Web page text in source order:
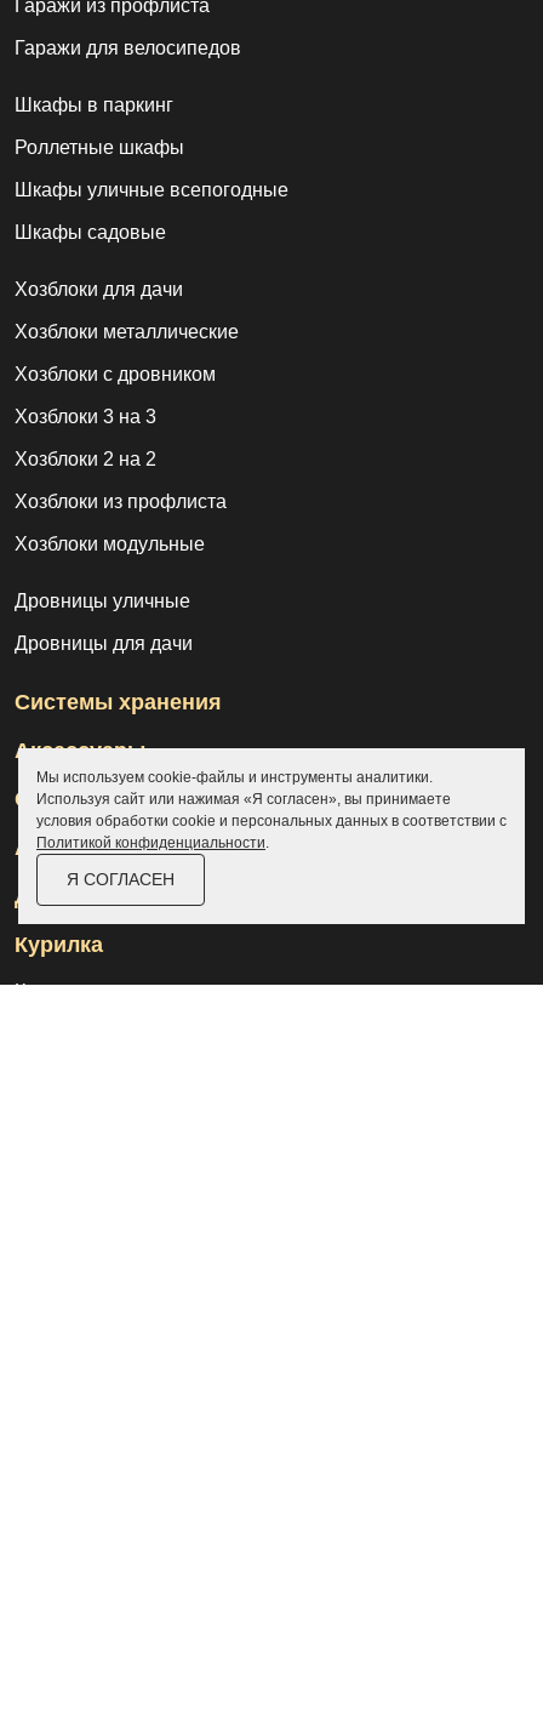
Гаражи из профлиста
Гаражи для велосипедов
Шкафы в паркинг
Роллетные шкафы
Шкафы уличные всепогодные
Шкафы садовые
Хозблоки для дачи
Хозблоки металлические
Хозблоки с дровником
Хозблоки 3 на 3
Хозблоки 2 на 2
Хозблоки из профлиста
Хозблоки модульные
Дровницы уличные
Дровницы для дачи
Системы хранения
Аксессуары
Склады
Ангары
Дровницы
Курилка
Контакты
Мы используем cookie-файлы и инструменты аналитики.
Используя сайт или нажимая «Я согласен», вы принимаете
условия обработки cookie и персональных данных в соответствии с
Политикой конфиденциальности.
Я СОГЛАСЕН